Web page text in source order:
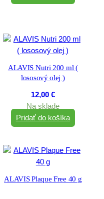
ALAVIS Nutri 200 ml (
lososový olej )
12,00 €
Na sklade
Pridať do košíka
ALAVIS Plaque Free 40 g